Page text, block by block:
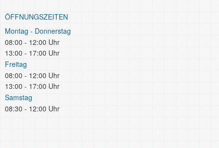
ÖFFNUNGSZEITEN
Montag - Donnerstag
08:00 - 12:00 Uhr
13:00 - 17:00 Uhr
Freitag
08:00 - 12:00 Uhr
13:00 - 17:00 Uhr
Samstag
08:30 - 12:00 Uhr